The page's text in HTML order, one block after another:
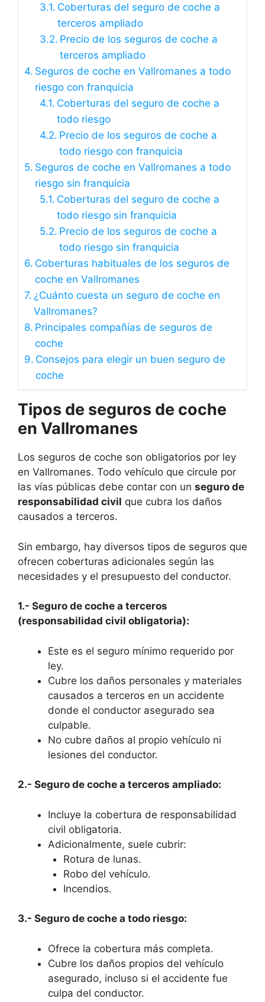
Coberturas del seguro de coche a
terceros ampliado
Precio de los seguros de coche a
terceros ampliado
Seguros de coche en Vallromanes a todo
riesgo con franquicia
Coberturas del seguro de coche a
todo riesgo
Precio de los seguros de coche a
todo riesgo con franquicia
Seguros de coche en Vallromanes a todo
riesgo sin franquicia
Coberturas del seguro de coche a
todo riesgo sin franquicia
Precio de los seguros de coche a
todo riesgo sin franquicia
Coberturas habituales de los seguros de
coche en Vallromanes
¿Cuánto cuesta un seguro de coche en
Vallromanes?
Principales compañías de seguros de
coche
Consejos para elegir un buen seguro de
coche
Tipos de seguros de coche
en Vallromanes
Los seguros de coche son obligatorios por ley
en Vallromanes. Todo vehículo que circule por
las vías públicas debe contar con un seguro de
responsabilidad civil que cubra los daños
causados a terceros.
Sin embargo, hay diversos tipos de seguros que
ofrecen coberturas adicionales según las
necesidades y el presupuesto del conductor.
1.- Seguro de coche a terceros
(responsabilidad civil obligatoria):
Este es el seguro mínimo requerido por
ley.
Cubre los daños personales y materiales
causados a terceros en un accidente
donde el conductor asegurado sea
culpable.
No cubre daños al propio vehículo ni
lesiones del conductor.
2.- Seguro de coche a terceros ampliado:
Incluye la cobertura de responsabilidad
civil obligatoria.
Adicionalmente, suele cubrir:
Rotura de lunas.
Robo del vehículo.
Incendios.
3.- Seguro de coche a todo riesgo:
Ofrece la cobertura más completa.
Cubre los daños propios del vehículo
asegurado, incluso si el accidente fue
culpa del conductor.